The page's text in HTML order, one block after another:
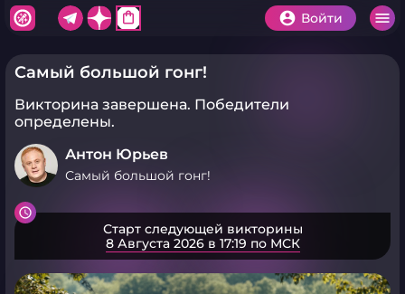
shopping_bag Войти
Самый большой гонг!
Викторина завершена. Победители
определены.
Антон Юрьев
Самый большой гонг!
Старт следующей викторины
8 Августа 2026 в 17:19 по МСК